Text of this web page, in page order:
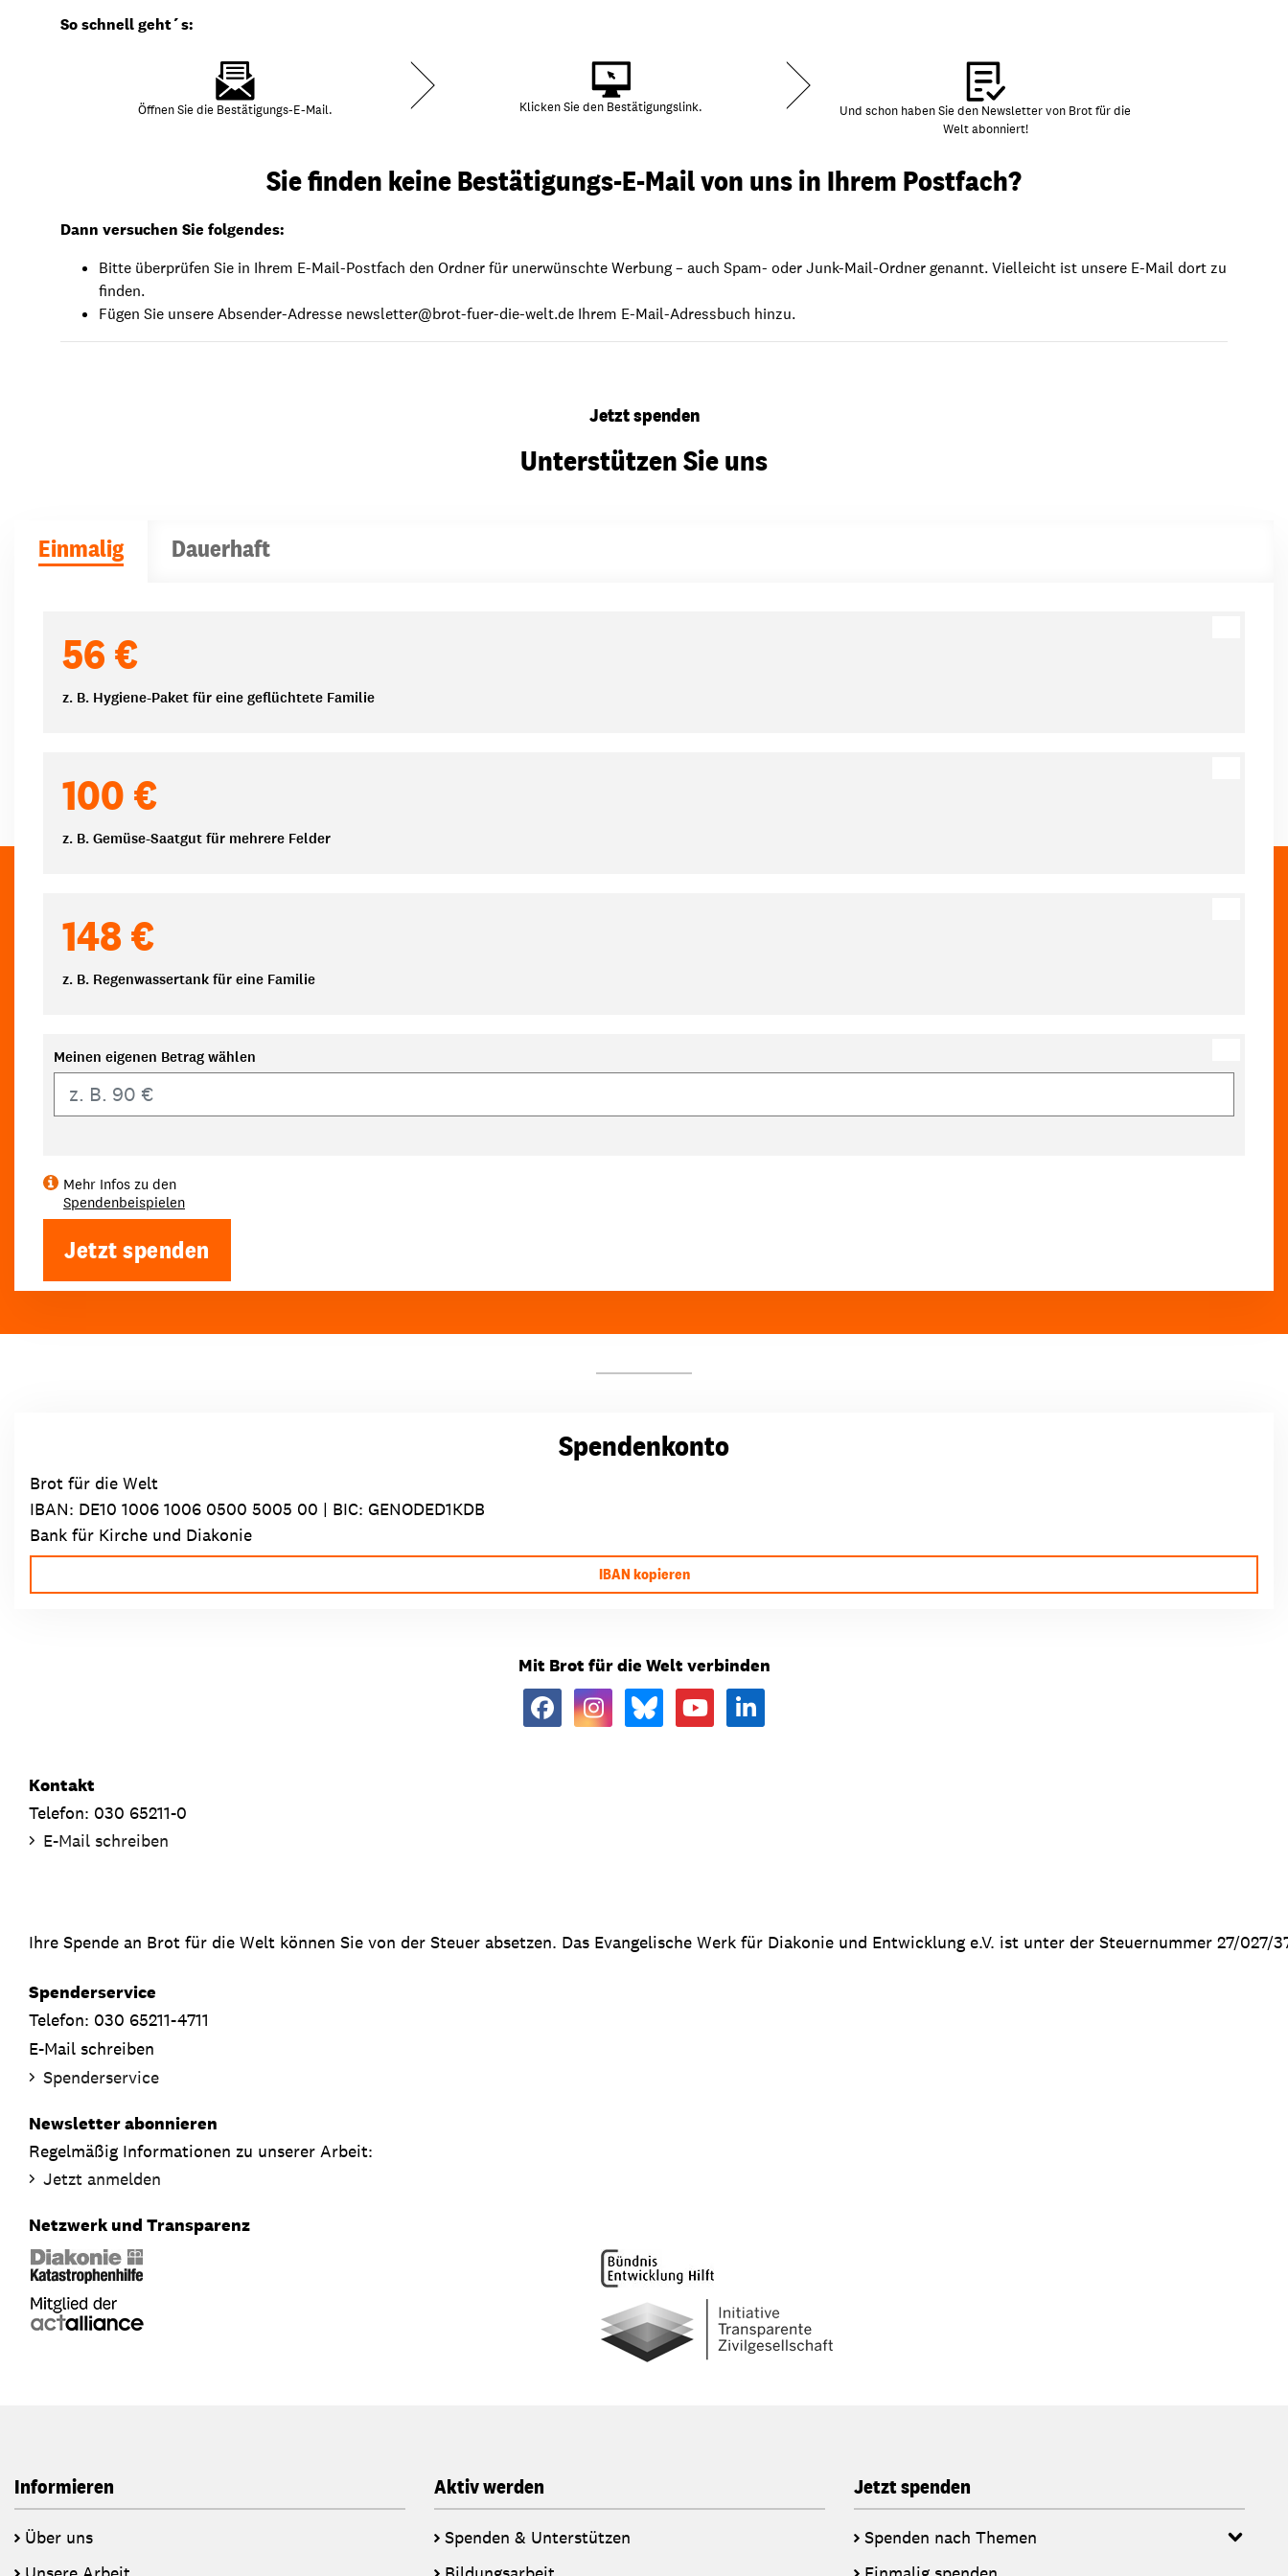
Transparenz & Jahresbericht
Frieden
Zivilgesellschaft
Sie brauchen Materialien?
Weitere Spendenmöglichkeiten
Einsatz der Spendengelder
Brot für die Welt-Jugend
Ehrenamt & Mitmachen
Regionale Kontakte
Entdecken Sie unsere zahlreichen Publikationen & Materialien:
So schnell geht´s:
Öffnen Sie die Bestätigungs-E-Mail. Klicken Sie den Bestätigungslink.
Und schon haben Sie den Newsletter von Brot für die
Welt abonniert!
Sie finden keine Bestätigungs-E-Mail von uns in Ihrem Postfach?
Dann versuchen Sie folgendes:
Bitte überprüfen Sie in Ihrem E-Mail-Postfach den Ordner für unerwünschte Werbung – auch Spam- oder Junk-Mail-Ordner genannt. Vielleicht ist unsere E-Mail dort zu
finden.
Fügen Sie unsere Absender-Adresse newsletter@brot-fuer-die-welt.de Ihrem E-Mail-Adressbuch hinzu.
Jetzt spenden
Unterstützen Sie uns
Einmalig Dauerhaft
56 €
z. B. Hygiene-Paket für eine geflüchtete Familie
100 €
z. B. Gemüse-Saatgut für mehrere Felder
148 €
z. B. Regenwassertank für eine Familie
Meinen eigenen Betrag wählen
Mehr Infos zu den
Spendenbeispielen
Jetzt spenden
Spendenkonto
Brot für die Welt
IBAN: DE10 1006 1006 0500 5005 00 | BIC: GENODED1KDB
Bank für Kirche und Diakonie
IBAN kopieren
Mit Brot für die Welt verbinden
Kontakt
Telefon: 030 65211-0
E-Mail schreiben
Ihre Spende an Brot für die Welt können Sie von der Steuer absetzen. Das Evangelische Werk für Diakonie und Entwicklung e.V. ist unter der Steuernummer 27/
Spenderservice
Telefon: 030 65211-4711
E-Mail schreiben
Spenderservice
Newsletter abonnieren
Regelmäßig Informationen zu unserer Arbeit:
Jetzt anmelden
Netzwerk und Transparenz
Informieren
Über uns
Aktiv werden
Spenden & Unterstützen
Jetzt spenden
Spenden nach Themen